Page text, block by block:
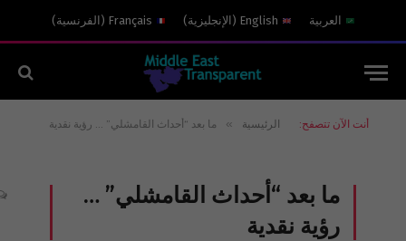
العربية English
( الإنجليزية)
Français
( الفرنسية)
أنت الآن تتصفح: الرئيسية » ما بعد “أحداث القامشلي” … رؤية نقدية
ما بعد “أحداث القامشلي” …
رؤية نقدية